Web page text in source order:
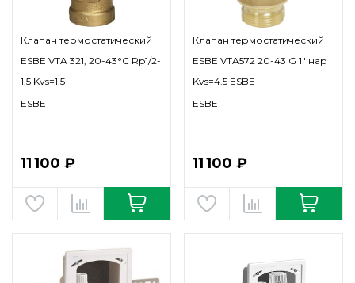
Клапан термостатический
ESBE VTA 321, 20-43°C Rp1/2-
1.5 Kvs=1.5
ESBE
11 100 ₽
Клапан термостатический
ESBE VTA572 20-43 G 1" нар
Kvs=4.5 ESBE
ESBE
11 100 ₽